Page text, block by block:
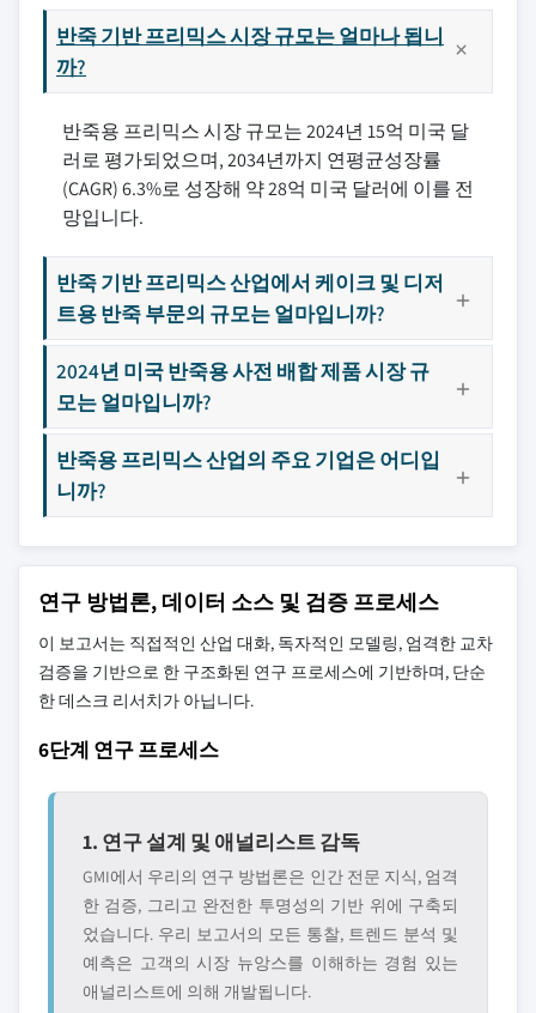
반죽 기반 프리믹스 시장 규모는 얼마나 됩니
까?
반죽용 프리믹스 시장 규모는 2024년 15억 미국 달
러로 평가되었으며, 2034년까지 연평균성장률
(CAGR) 6.3%로 성장해 약 28억 미국 달러에 이를 전
망입니다.
반죽 기반 프리믹스 산업에서 케이크 및 디저
트용 반죽 부문의 규모는 얼마입니까?
2024년 미국 반죽용 사전 배합 제품 시장 규
모는 얼마입니까?
반죽용 프리믹스 산업의 주요 기업은 어디입
니까?
연구 방법론, 데이터 소스 및 검증 프로세스
이 보고서는 직접적인 산업 대화, 독자적인 모델링, 엄격한 교차
검증을 기반으로 한 구조화된 연구 프로세스에 기반하며, 단순
한 데스크 리서치가 아닙니다.
6단계 연구 프로세스
1. 연구 설계 및 애널리스트 감독
GMI에서 우리의 연구 방법론은 인간 전문 지식, 엄격
한 검증, 그리고 완전한 투명성의 기반 위에 구축되
었습니다. 우리 보고서의 모든 통찰, 트렌드 분석 및
예측은 고객의 시장 뉴앙스를 이해하는 경험 있는
애널리스트에 의해 개발됩니다.